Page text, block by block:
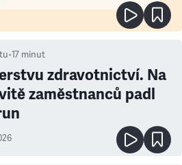
•17 minut
zdravotnictví. Na
zaměstnanců padl